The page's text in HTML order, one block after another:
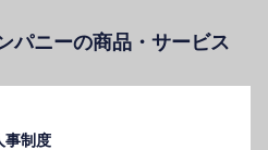
パニーの商品・サービス
事制度